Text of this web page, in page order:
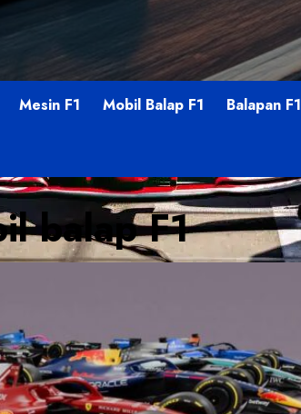
Mesin F1 Mobil Balap F1 Balapan F1
balap F1